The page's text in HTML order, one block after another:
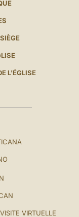
L'ÉGLISE
VIRTUELLE